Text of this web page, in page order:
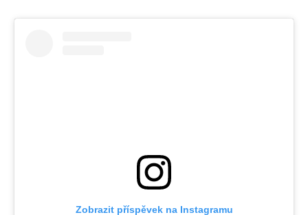
Zobrazit příspěvek na Instagramu